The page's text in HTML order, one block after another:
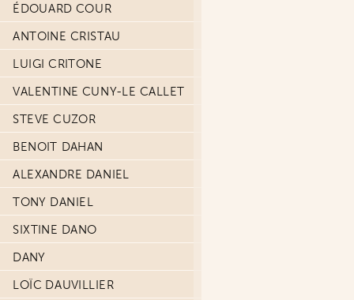
ÉDOUARD COUR
ANTOINE CRISTAU
LUIGI CRITONE
VALENTINE CUNY-LE CALLET
STEVE CUZOR
BENOIT DAHAN
ALEXANDRE DANIEL
TONY DANIEL
SIXTINE DANO
DANY
LOÏC DAUVILLIER